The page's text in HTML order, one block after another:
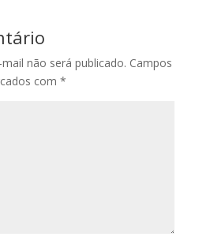
não será publicado. Campos
com *